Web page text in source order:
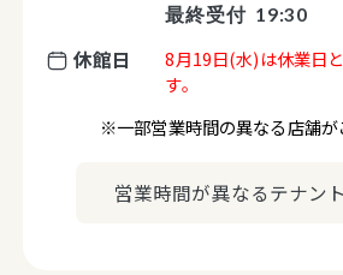
最終受付 19:30
休館日
8月19日(水)は休業日
す。
※一部営業時間の異なる店舗が
営業時間が異なるテナン